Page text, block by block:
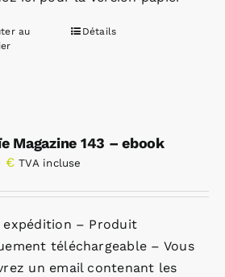
au
Détails
Magazine 143 – ebook
€ TVA incluse
expédition – Produit
téléchargeable – Vous
un email contenant les